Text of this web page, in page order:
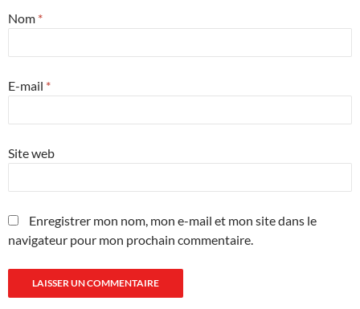
Nom *
E-mail *
Site web
Enregistrer mon nom, mon e-mail et mon site dans le
navigateur pour mon prochain commentaire.